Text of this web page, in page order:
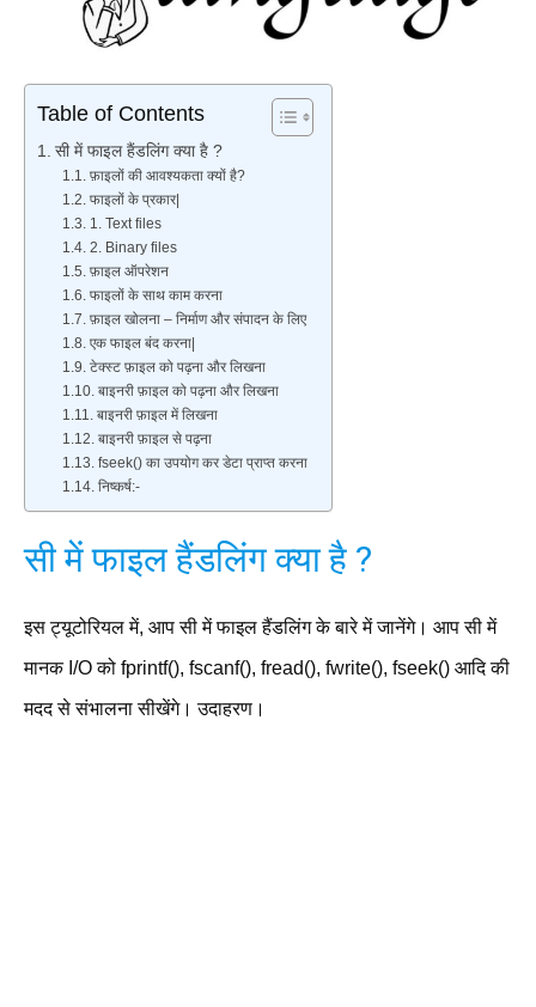
Table of Contents
सी में फाइल हैंडलिंग क्या है ?
फ़ाइलों की आवश्यकता क्यों है?
फाइलों के प्रकार|
1. Text files
2. Binary files
फ़ाइल ऑपरेशन
फाइलों के साथ काम करना
फ़ाइल खोलना – निर्माण और संपादन के लिए
एक फाइल बंद करना|
टेक्स्ट फ़ाइल को पढ़ना और लिखना
बाइनरी फ़ाइल को पढ़ना और लिखना
बाइनरी फ़ाइल में लिखना
बाइनरी फ़ाइल से पढ़ना
fseek() का उपयोग कर डेटा प्राप्त करना
निष्कर्ष:-
सी में फाइल हैंडलिंग क्या है ?
इस ट्यूटोरियल में, आप सी में फाइल हैंडलिंग के बारे में जानेंगे। आप सी में
मानक I/O को fprintf(), fscanf(), fread(), fwrite(), fseek() आदि की
मदद से संभालना सीखेंगे। उदाहरण।